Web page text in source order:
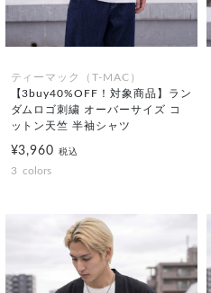
ティーマック（T-MAC）
【3buy40%OFF！対象商品】ラン
ダムロゴ刺繍 オーバーサイズ コ
ットン天竺 半袖シャツ
¥3,960税込
3 colors